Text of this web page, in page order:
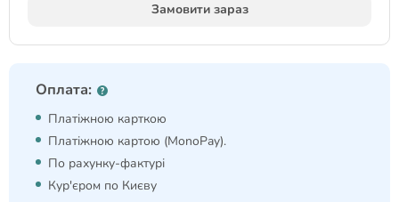
Замовити зараз
Оплата:
Платіжною карткою
Платіжною картою (MonoPay).
По рахунку-фактурі
Кур'єром по Києву